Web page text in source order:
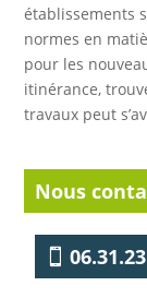
établissements
normes en
pour les
itinérance,
travaux peut
Nous